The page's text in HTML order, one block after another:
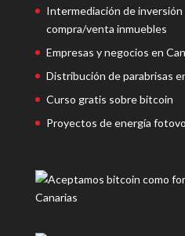
Intermediación de
compra/venta inmuebles
Empresas y negocios en
Distribución de parabrisas
Curso gratis sobre bitcoin
Proyectos de energía